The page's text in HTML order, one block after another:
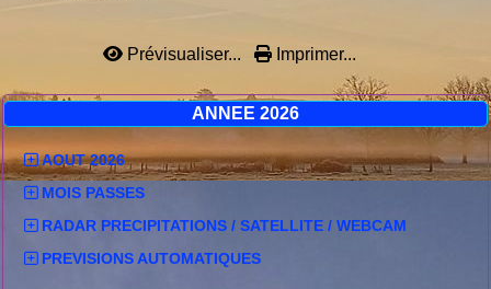
ANNEE 2026
AOUT 2026
MOIS PASSES
RADAR PRECIPITATIONS / SATELLITE / WEBCAM
PREVISIONS AUTOMATIQUES
Prévisualiser... Imprimer...